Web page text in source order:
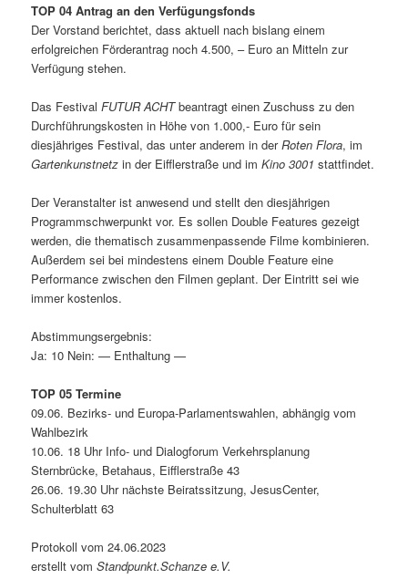
TOP 04 Antrag an den Verfügungsfonds
Der Vorstand berichtet, dass aktuell nach bislang einem
erfolgreichen Förderantrag noch 4.500, – Euro an Mitteln zur
Verfügung stehen.
Das FestivalFUTUR ACHTbeantragt einen Zuschuss zu den
Durchführungskosten in Höhe von 1.000,- Euro für sein
diesjähriges Festival, das unter anderem in derRoten Flora, im
Gartenkunstnetz in der Eifflerstraße und imKino 3001 stattfindet.
Der Veranstalter ist anwesend und stellt den diesjährigen
Programmschwerpunkt vor. Es sollen Double Features gezeigt
werden, die thematisch zusammenpassende Filme kombinieren.
Außerdem sei bei mindestens einem Double Feature eine
Performance zwischen den Filmen geplant. Der Eintritt sei wie
immer kostenlos.
Abstimmungsergebnis:
Ja: 10 Nein: — Enthaltung —
TOP 05 Termine
09.06. Bezirks- und Europa-Parlamentswahlen, abhängig vom
Wahlbezirk
10.06. 18 Uhr Info- und Dialogforum Verkehrsplanung
Sternbrücke, Betahaus, Eifflerstraße 43
26.06. 19.30 Uhr nächste Beiratssitzung, JesusCenter,
Schulterblatt 63
Protokoll vom 24.06.2023
erstellt vomStandpunkt.Schanze e.V.